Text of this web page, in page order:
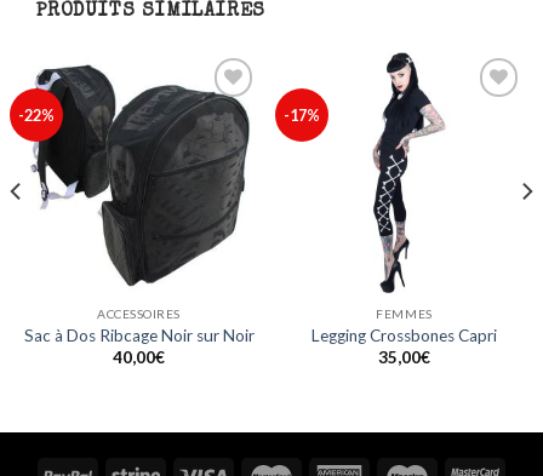
PRODUITS SIMILAIRES
-22%
Ajouter
à ma
liste
ACCESSOIRES
Sac à Dos Ribcage Noir sur Noir
40,00€
-17%
FEMMES
Legging Crossbones Capri
35,00€